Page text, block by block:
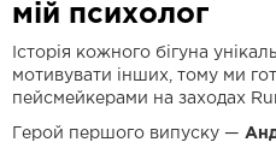
мій психолог
Історія кожного бігуна
мотивувати інших, тому ми
пейсмейкерами на заходах
Герой першого випуску —